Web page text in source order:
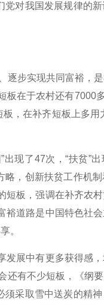
对我国发展规律的
步实现共同富裕，
在于农村还有7000多
，在补齐短板上多用
现了47次，“扶贫”出
，创新扶贫工作机制
短板，强调在补齐农
道路是中国特色社
。
展中有更多获得感，
有不少短板，《纲
采取雪中送炭的精